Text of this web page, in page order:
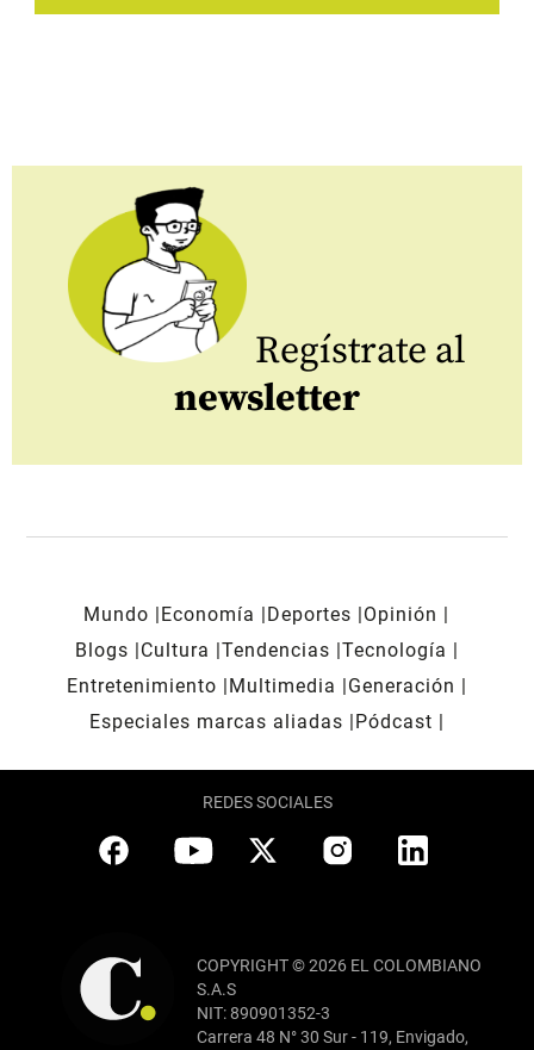
Regístrate al
newsletter
Mundo Economía Deportes
Opinión
Blogs
Cultura Tendencias Tecnología
Entretenimiento
Multimedia
Generación
Especiales marcas aliadas
Pódcast
REDES SOCIALES
COPYRIGHT © 2026 EL COLOMBIANO
S.A.S
NIT: 890901352-3
Carrera 48 N° 30 Sur - 119, Envigado,